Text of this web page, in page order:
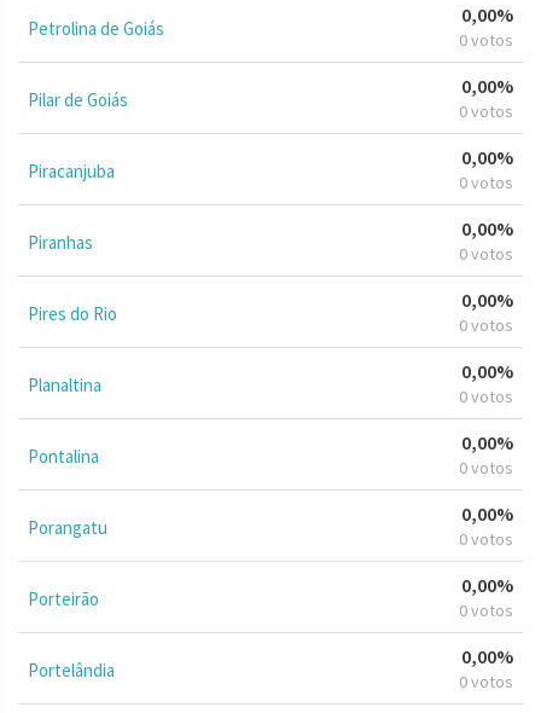
Petrolina de Goiás
0,00%
0 votos
Pilar de Goiás
0,00%
0 votos
Piracanjuba
0,00%
0 votos
Piranhas
0,00%
0 votos
Pires do Rio
0,00%
0 votos
Planaltina
0,00%
0 votos
Pontalina
0,00%
0 votos
Porangatu
0,00%
0 votos
Porteirão
0,00%
0 votos
Portelândia
0,00%
0 votos